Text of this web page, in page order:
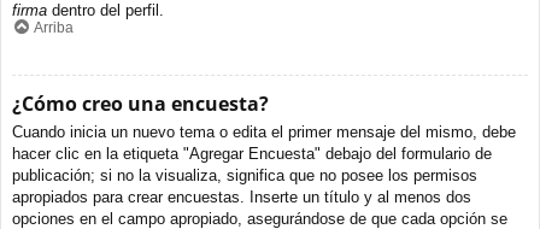
firma dentro del perfil.
Arriba
¿Cómo creo una encuesta?
Cuando inicia un nuevo tema o edita el primer mensaje del mismo, debe
hacer clic en la etiqueta "Agregar Encuesta" debajo del formulario de
publicación; si no la visualiza, significa que no posee los permisos
apropiados para crear encuestas. Inserte un título y al menos dos
opciones en el campo apropiado, asegurándose de que cada opción se